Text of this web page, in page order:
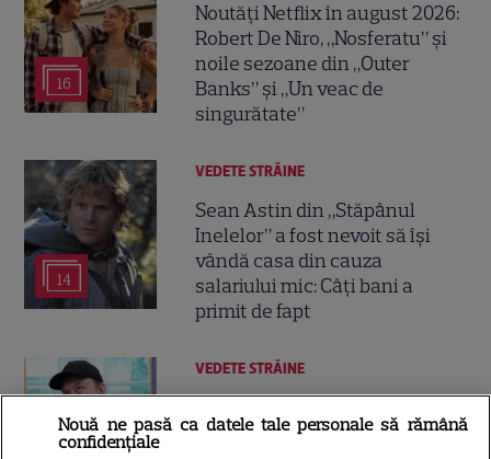
16
Noutăți Netflix în august 2026:
Robert De Niro, „Nosferatu” și
noile sezoane din „Outer
Banks” și „Un veac de
singurătate”
14
VEDETE STRĂINE
Sean Astin din „Stăpânul
Inelelor” a fost nevoit să își
vândă casa din cauza
salariului mic: Câți bani a
primit de fapt
VEDETE STRĂINE
regizorului premiat cu Oscar
Nouă ne pasă ca datele tale personale să rămână
confidențiale